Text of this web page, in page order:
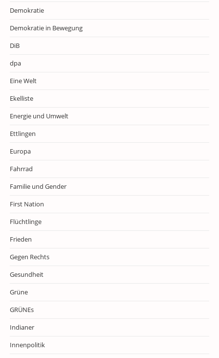
Demokratie
Demokratie in Bewegung
DiB
dpa
Eine Welt
Ekelliste
Energie und Umwelt
Ettlingen
Europa
Fahrrad
Familie und Gender
First Nation
Flüchtlinge
Frieden
Gegen Rechts
Gesundheit
Grüne
GRÜNEs
Indianer
Innenpolitik